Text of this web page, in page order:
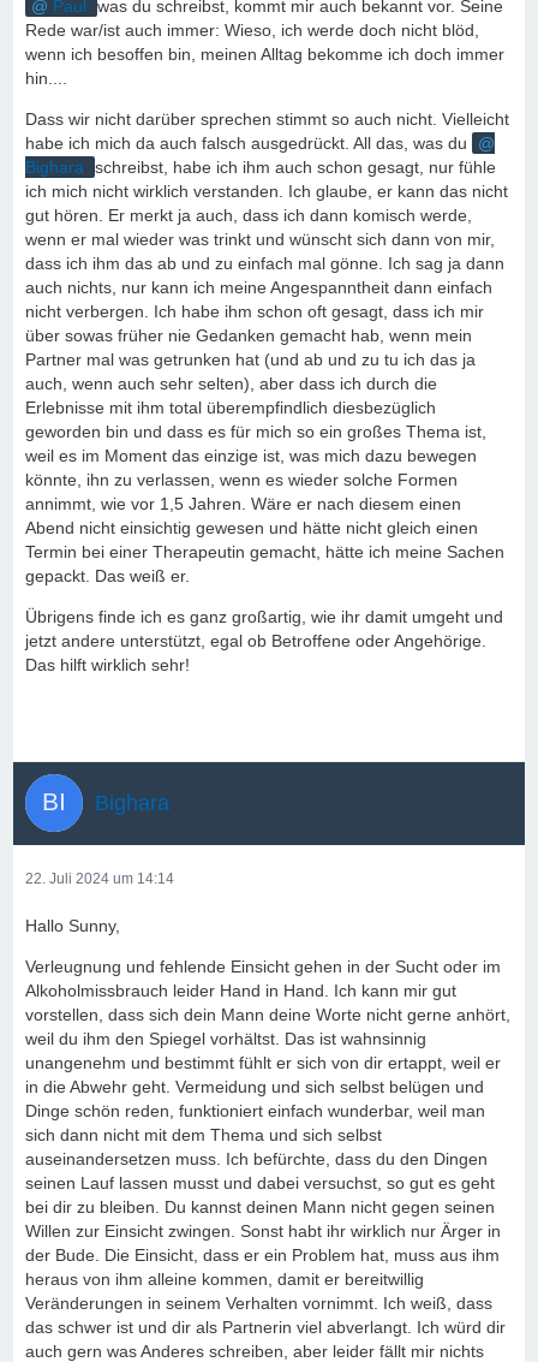
Paul
was du schreibst, kommt mir auch bekannt vor. Seine
Rede war/ist auch immer: Wieso, ich werde doch nicht blöd,
wenn ich besoffen bin, meinen Alltag bekomme ich doch immer
hin....
Dass wir nicht darüber sprechen stimmt so auch nicht. Vielleicht
habe ich mich da auch falsch ausgedrückt. All das, was du
Bighara
schreibst, habe ich ihm auch schon gesagt, nur fühle
ich mich nicht wirklich verstanden. Ich glaube, er kann das nicht
gut hören. Er merkt ja auch, dass ich dann komisch werde,
wenn er mal wieder was trinkt und wünscht sich dann von mir,
dass ich ihm das ab und zu einfach mal gönne. Ich sag ja dann
auch nichts, nur kann ich meine Angespanntheit dann einfach
nicht verbergen. Ich habe ihm schon oft gesagt, dass ich mir
über sowas früher nie Gedanken gemacht hab, wenn mein
Partner mal was getrunken hat (und ab und zu tu ich das ja
auch, wenn auch sehr selten), aber dass ich durch die
Erlebnisse mit ihm total überempfindlich diesbezüglich
geworden bin und dass es für mich so ein großes Thema ist,
weil es im Moment das einzige ist, was mich dazu bewegen
könnte, ihn zu verlassen, wenn es wieder solche Formen
annimmt, wie vor 1,5 Jahren. Wäre er nach diesem einen
Abend nicht einsichtig gewesen und hätte nicht gleich einen
Termin bei einer Therapeutin gemacht, hätte ich meine Sachen
gepackt. Das weiß er.
Übrigens finde ich es ganz großartig, wie ihr damit umgeht und
jetzt andere unterstützt, egal ob Betroffene oder Angehörige.
Das hilft wirklich sehr!
Bighara
22. Juli 2024 um 14:14
Hallo Sunny,
Verleugnung und fehlende Einsicht gehen in der Sucht oder im
Alkoholmissbrauch leider Hand in Hand. Ich kann mir gut
vorstellen, dass sich dein Mann deine Worte nicht gerne anhört,
weil du ihm den Spiegel vorhältst. Das ist wahnsinnig
unangenehm und bestimmt fühlt er sich von dir ertappt, weil er
in die Abwehr geht. Vermeidung und sich selbst belügen und
Dinge schön reden, funktioniert einfach wunderbar, weil man
sich dann nicht mit dem Thema und sich selbst
auseinandersetzen muss. Ich befürchte, dass du den Dingen
seinen Lauf lassen musst und dabei versuchst, so gut es geht
bei dir zu bleiben. Du kannst deinen Mann nicht gegen seinen
Willen zur Einsicht zwingen. Sonst habt ihr wirklich nur Ärger in
der Bude. Die Einsicht, dass er ein Problem hat, muss aus ihm
heraus von ihm alleine kommen, damit er bereitwillig
Veränderungen in seinem Verhalten vornimmt. Ich weiß, dass
das schwer ist und dir als Partnerin viel abverlangt. Ich würd dir
auch gern was Anderes schreiben, aber leider fällt mir nichts